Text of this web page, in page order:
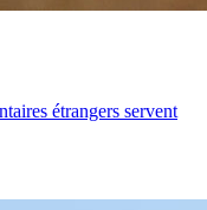
étrangers servent